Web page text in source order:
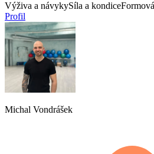
Výživa a návykySíla a kondice
Profil
Michal Vondrášek